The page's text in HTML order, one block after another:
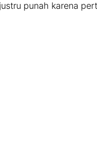
punah karena